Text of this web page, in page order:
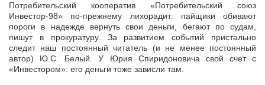
Потребительский кооператив «Потребительский союз
Инвестор-98» по-прежнему лихорадит: пайщики обивают
пороги в надежде вернуть свои деньги, бегают по судам,
пишут в прокуратуру. За развитием событий пристально
следит наш постоянный читатель (и не менее постоянный
автор) Ю.С. Белый. У Юрия Спиридоновича свой счет с
«Инвестором»: его деньги тоже зависли там.